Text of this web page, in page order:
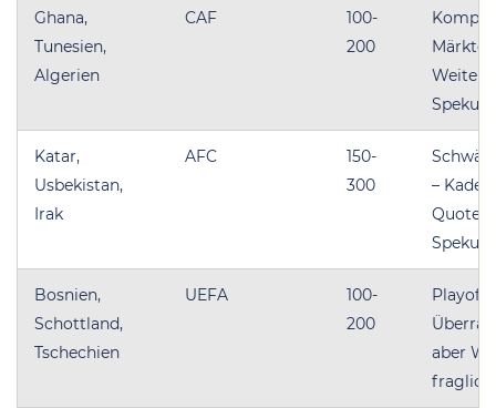
Ghana,
Tunesien,
Algerien
CAF
100-
200
Märkte
Katar,
Usbekistan,
Irak
AFC
150-
300
–
Quoten
Bosnien,
Schottland,
Tschechien
UEFA
100-
200
aber
fraglich